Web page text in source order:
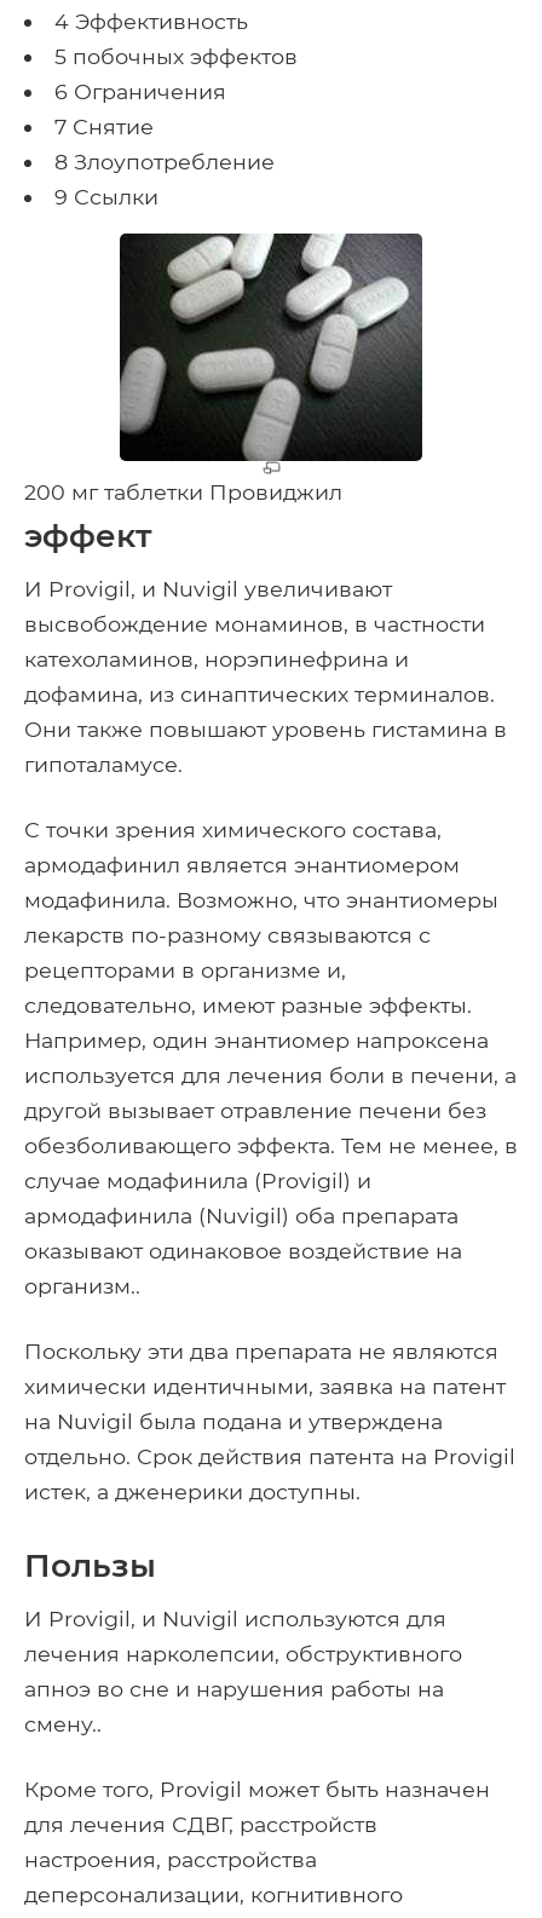
4 Эффективность
5 побочных эффектов
6 Ограничения
7 Снятие
8 Злоупотребление
9 Ссылки
200 мг таблетки Провиджил
эффект
И Provigil, и Nuvigil увеличивают
высвобождение монаминов, в частности
катехоламинов, норэпинефрина и
дофамина, из синаптических терминалов.
Они также повышают уровень гистамина в
гипоталамусе.
С точки зрения химического состава,
армодафинил является энантиомером
модафинила. Возможно, что энантиомеры
лекарств по-разному связываются с
рецепторами в организме и,
следовательно, имеют разные эффекты.
Например, один энантиомер напроксена
используется для лечения боли в печени, а
другой вызывает отравление печени без
обезболивающего эффекта. Тем не менее, в
случае модафинила (Provigil) и
армодафинила (Nuvigil) оба препарата
оказывают одинаковое воздействие на
организм..
Поскольку эти два препарата не являются
химически идентичными, заявка на патент
на Nuvigil была подана и утверждена
отдельно. Срок действия патента на Provigil
истек, а дженерики доступны.
Пользы
И Provigil, и Nuvigil используются для
лечения нарколепсии, обструктивного
апноэ во сне и нарушения работы на
смену..
Кроме того, Provigil может быть назначен
для лечения СДВГ, расстройств
настроения, расстройства
деперсонализации, когнитивного